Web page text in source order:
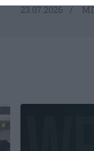
23.07.2026